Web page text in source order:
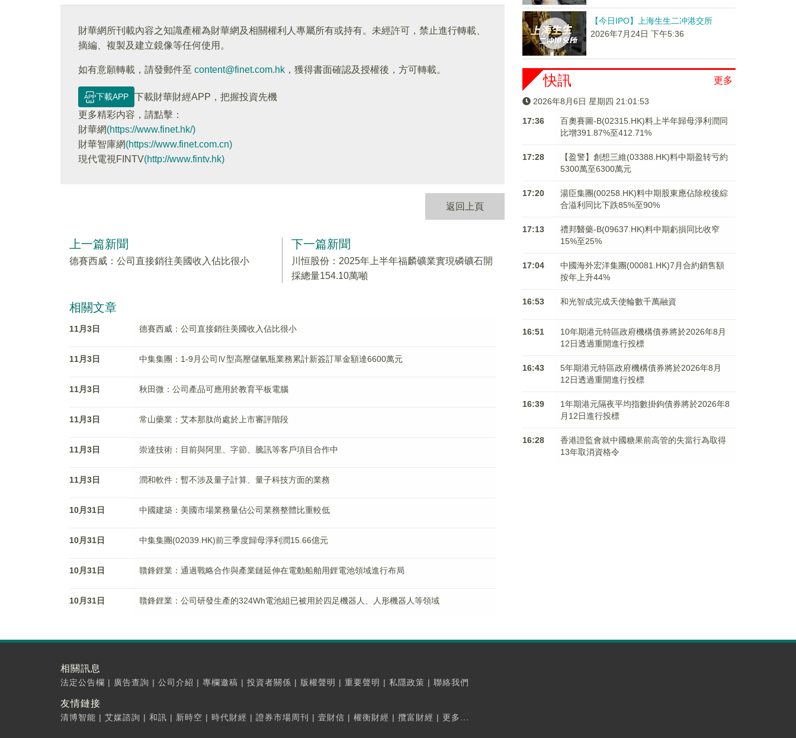
財華網所刊載內容之知識產權為財華網及相關權利人專屬所有或持有。未經許可，禁止進行轉載、
摘編、複製及建立鏡像等任何使用。
如有意願轉載，請發郵件至 content@finet.com.hk ，獲得書面確認及授權後，方可轉載。
下載APP
下載財華財經APP，把握投資先機
更多精彩内容，請點擊：
財華網(https://www.finet.hk/)
財華智庫網(https://www.finet.com.cn)
現代電視FINTV(http://www.fintv.hk)
返回上頁
上一篇新聞
德賽西威：公司直接銷往美國收入佔比很小
下一篇新聞
川恒股份：2025年上半年福麟礦業實現磷礦石開
採總量154.10萬噸
相關文章
11月3日 德賽西威：公司直接銷往美國收入佔比很小
11月3日 中集集團：1-9月公司Ⅳ型高壓儲氫瓶業務累計新簽訂單金額達6600萬元
11月3日 秋田微：公司產品可應用於教育平板電腦
11月3日 常山藥業：艾本那肽尚處於上市審評階段
11月3日 崇達技術：目前與阿里、字節、騰訊等客戶項目合作中
11月3日 潤和軟件：暫不涉及量子計算、量子科技方面的業務
10月31日 中國建築：美國市場業務量佔公司業務整體比重較低
10月31日 中集集團(02039.HK)前三季度歸母淨利潤15.66億元
10月31日 贛鋒鋰業：通過戰略合作與產業鏈延伸在電動船舶用鋰電池領域進行布局
10月31日 贛鋒鋰業：公司研發生產的324Wh電池組已被用於四足機器人、人形機器人等領域
【今日IPO】上海生生二冲港交所
2026年7月24日 下午5:36
更多
快訊
2026年8月6日 星期四 21:01:53
17:36
百奧賽圖-B(02315.HK)料上半年歸母淨利潤同
比增391.87%至412.71%
17:28
【盈警】創想三維(03388.HK)料中期盈转亏約
5300萬至6300萬元
17:20
湯臣集團(00258.HK)料中期股東應佔除稅後綜
合溢利同比下跌85%至90%
17:13
禮邦醫藥-B(09637.HK)料中期虧損同比收窄
15%至25%
17:04
中國海外宏洋集團(00081.HK)7月合約銷售額
按年上升44%
16:53 和光智成完成天使輪數千萬融資
16:51
10年期港元特區政府機構債券將於2026年8月
12日透過重開進行投標
16:43
5年期港元特區政府機構債券將於2026年8月
12日透過重開進行投標
16:39
1年期港元隔夜平均指數掛鉤債券將於2026年8
月12日進行投標
16:28
香港證監會就中國糖果前高管的失當行為取得
13年取消資格令
相關訊息
法定公告欄 | 廣告查詢 | 公司介紹 | 專欄邀稿 | 投資者關係 | 版權聲明 | 重要聲明 | 私隱政策 | 聯絡我們
友情鏈接
清博智能 | 艾媒諮詢 | 和訊 | 新時空 | 時代財經 | 證券市場周刊 | 壹財信 | 權衡財經 | 攬富財經 | 更多...